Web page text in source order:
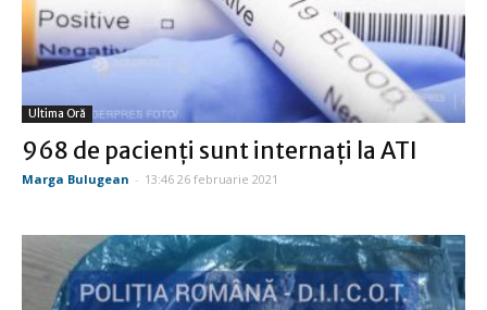
Ultima Oră
968 de pacienţi sunt internaţi la ATI
Marga Bulugean - 13:46 26 februarie 2021